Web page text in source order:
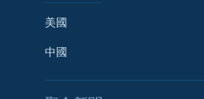
美國
中國